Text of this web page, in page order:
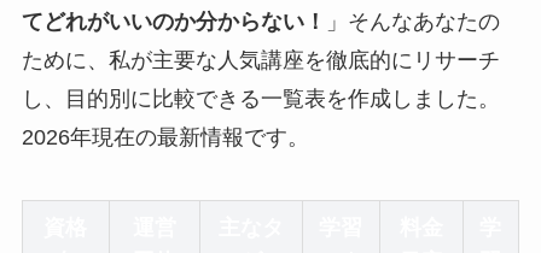
てどれがいいのか分からない！
」そんなあなたの
ために、私が主要な人気講座を徹底的にリサーチ
し、目的別に比較できる一覧表を作成しました。
2026年現在の最新情報です。